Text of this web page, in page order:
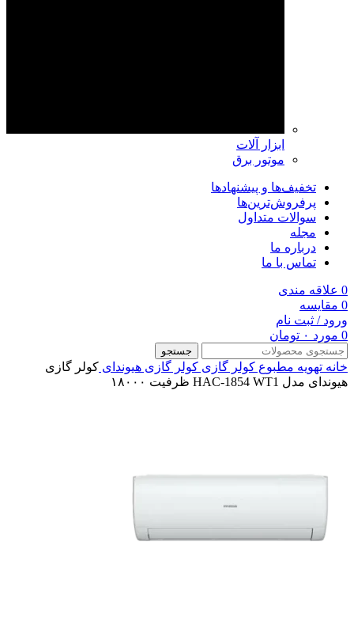
ابزار آلات
موتور برق
تخفیف‌ها و پیشنهادها
پرفروش‌ترین‌ها
سوالات متداول
مجله
درباره ما
تماس با ما
0 علاقه مندی
0 مقايسه
ورود / ثبت نام
0 مورد ۰ تومان
جستجو
خانه تهویه مطبوع کولر گازی کولر گازی هیوندای کولر گازی
هیوندای مدل HAC-1854 WT1 ظرفیت ۱۸۰۰۰